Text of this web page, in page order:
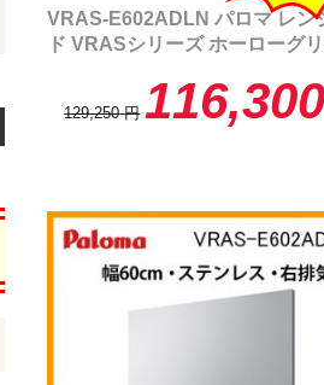
VRAS-E602ADLN パロマ レン
ド VRASシリーズ ホーローグ
129,250 円 116,300